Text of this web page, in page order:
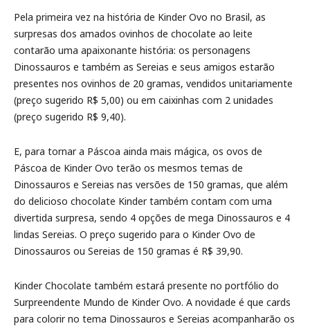
Pela primeira vez na história de Kinder Ovo no Brasil, as
surpresas dos amados ovinhos de chocolate ao leite
contarão uma apaixonante história: os personagens
Dinossauros e também as Sereias e seus amigos estarão
presentes nos ovinhos de 20 gramas, vendidos unitariamente
(preço sugerido R$ 5,00) ou em caixinhas com 2 unidades
(preço sugerido R$ 9,40).
E, para tornar a Páscoa ainda mais mágica, os ovos de
Páscoa de Kinder Ovo terão os mesmos temas de
Dinossauros e Sereias nas versões de 150 gramas, que além
do delicioso chocolate Kinder também contam com uma
divertida surpresa, sendo 4 opções de mega Dinossauros e 4
lindas Sereias. O preço sugerido para o Kinder Ovo de
Dinossauros ou Sereias de 150 gramas é R$ 39,90.
Kinder Chocolate também estará presente no portfólio do
Surpreendente Mundo de Kinder Ovo. A novidade é que cards
para colorir no tema Dinossauros e Sereias acompanharão os